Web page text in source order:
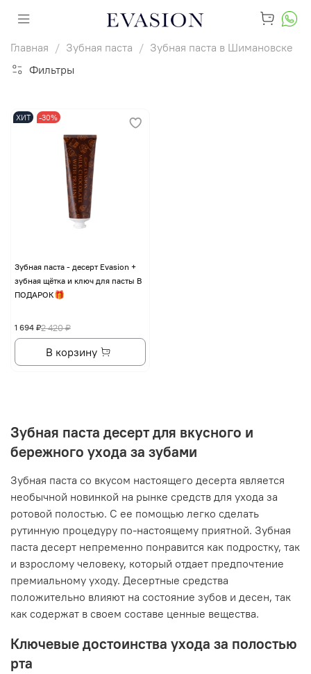
Главная Зубная паста
Зубная паста в Шимановске
Фильтры
ХИТ -30%
Зубная паста - десерт Evasion +
зубная щётка и ключ для пасты В
ПОДАРОК🎁
2 420 ₽
1 694 ₽
В корзину
Зубная паста десерт для вкусного и
бережного ухода за зубами
Зубная паста со вкусом настоящего десерта является
необычной новинкой на рынке средств для ухода за
ротовой полостью. С ее помощью легко сделать
рутинную процедуру по-настоящему приятной. Зубная
паста десерт непременно понравится как подростку, так
и взрослому человеку, который отдает предпочтение
премиальному уходу. Десертные средства
положительно влияют на состояние зубов и десен, так
как содержат в своем составе ценные вещества.
Ключевые достоинства ухода за полостью
рта